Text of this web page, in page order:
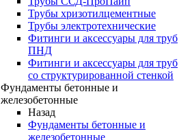
Трубы хризотилцементные
Трубы электротехнические
Фитинги и аксессуары для труб
ПНД
Фитинги и аксессуары для труб
со структурированной стенкой
Фундаменты бетонные и
железобетонные
Назад
Фундаменты бетонные и
железобетонные